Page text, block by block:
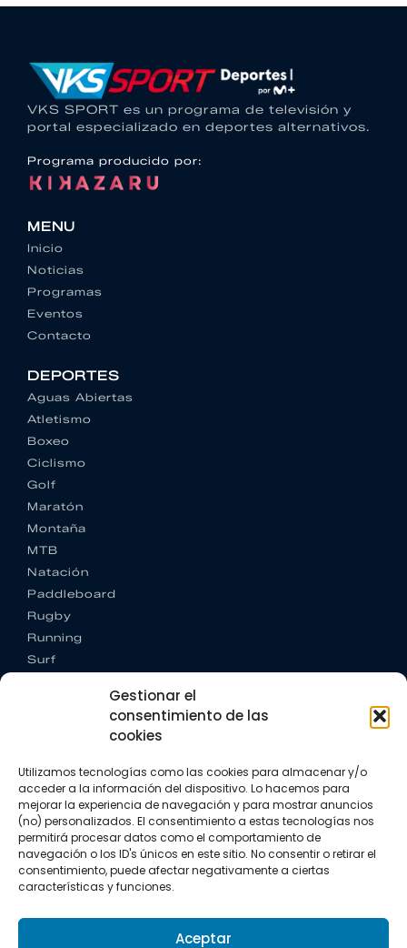
Gestionar el
consentimiento de las
cookies
Utilizamos tecnologías como las cookies para almacenar y/o
acceder a la información del dispositivo. Lo hacemos para
mejorar la experiencia de navegación y para mostrar anuncios
(no) personalizados. El consentimiento a estas tecnologías nos
permitirá procesar datos como el comportamiento de
navegación o los ID's únicos en este sitio. No consentir o retirar el
consentimiento, puede afectar negativamente a ciertas
características y funciones.
Aceptar
VKS SPORT es un programa de televisión y
portal especializado en deportes alternativos.
Programa producido por:
MENU
Inicio
Noticias
Programas
Eventos
Contacto
DEPORTES
Aguas Abiertas
Atletismo
Boxeo
Ciclismo
Golf
Maratón
Montaña
MTB
Natación
Paddleboard
Rugby
Running
Surf
CONTACTO
+34 662 342 177
info@vkssport.com
SÍGUENOS
Política de privacidad